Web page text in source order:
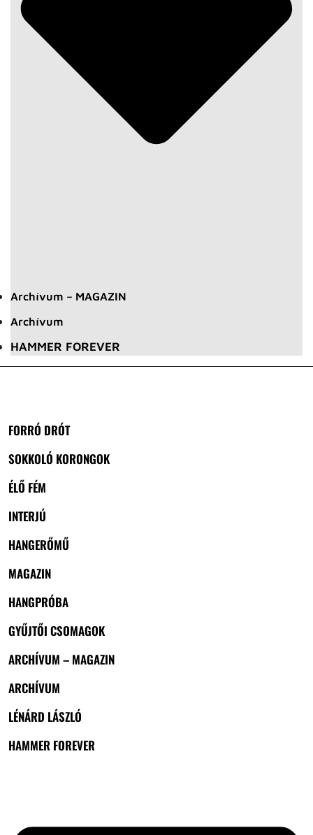
Archívum – MAGAZIN
Archívum
HAMMER FOREVER
FORRÓ DRÓT
SOKKOLÓ KORONGOK
ÉLŐ FÉM
INTERJÚ
HANGERŐMŰ
MAGAZIN
HANGPRÓBA
GYŰJTŐI CSOMAGOK
ARCHÍVUM – MAGAZIN
ARCHÍVUM
LÉNÁRD LÁSZLÓ
HAMMER FOREVER